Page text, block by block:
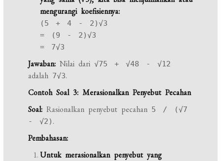
mengurangi koefisiennya:
(5 + 4 - 2)√3
= (9 - 2)√3
= 7√3
Jawaban: Nilai dari√75 + √48 - √12
adalah 7√3.
Contoh Soal 3: Merasionalkan Penyebut Pecahan
Soal: Rasionalkan penyebut pecahan 5 / (√7
- √2) .
Pembahasan:
Untuk merasionalkan penyebut yang